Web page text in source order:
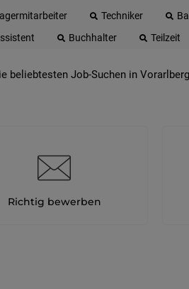
Techniker
Buchhalter Teilzeit
beliebtesten Job-Suchen in Vorarlberg
Richtig bewerben